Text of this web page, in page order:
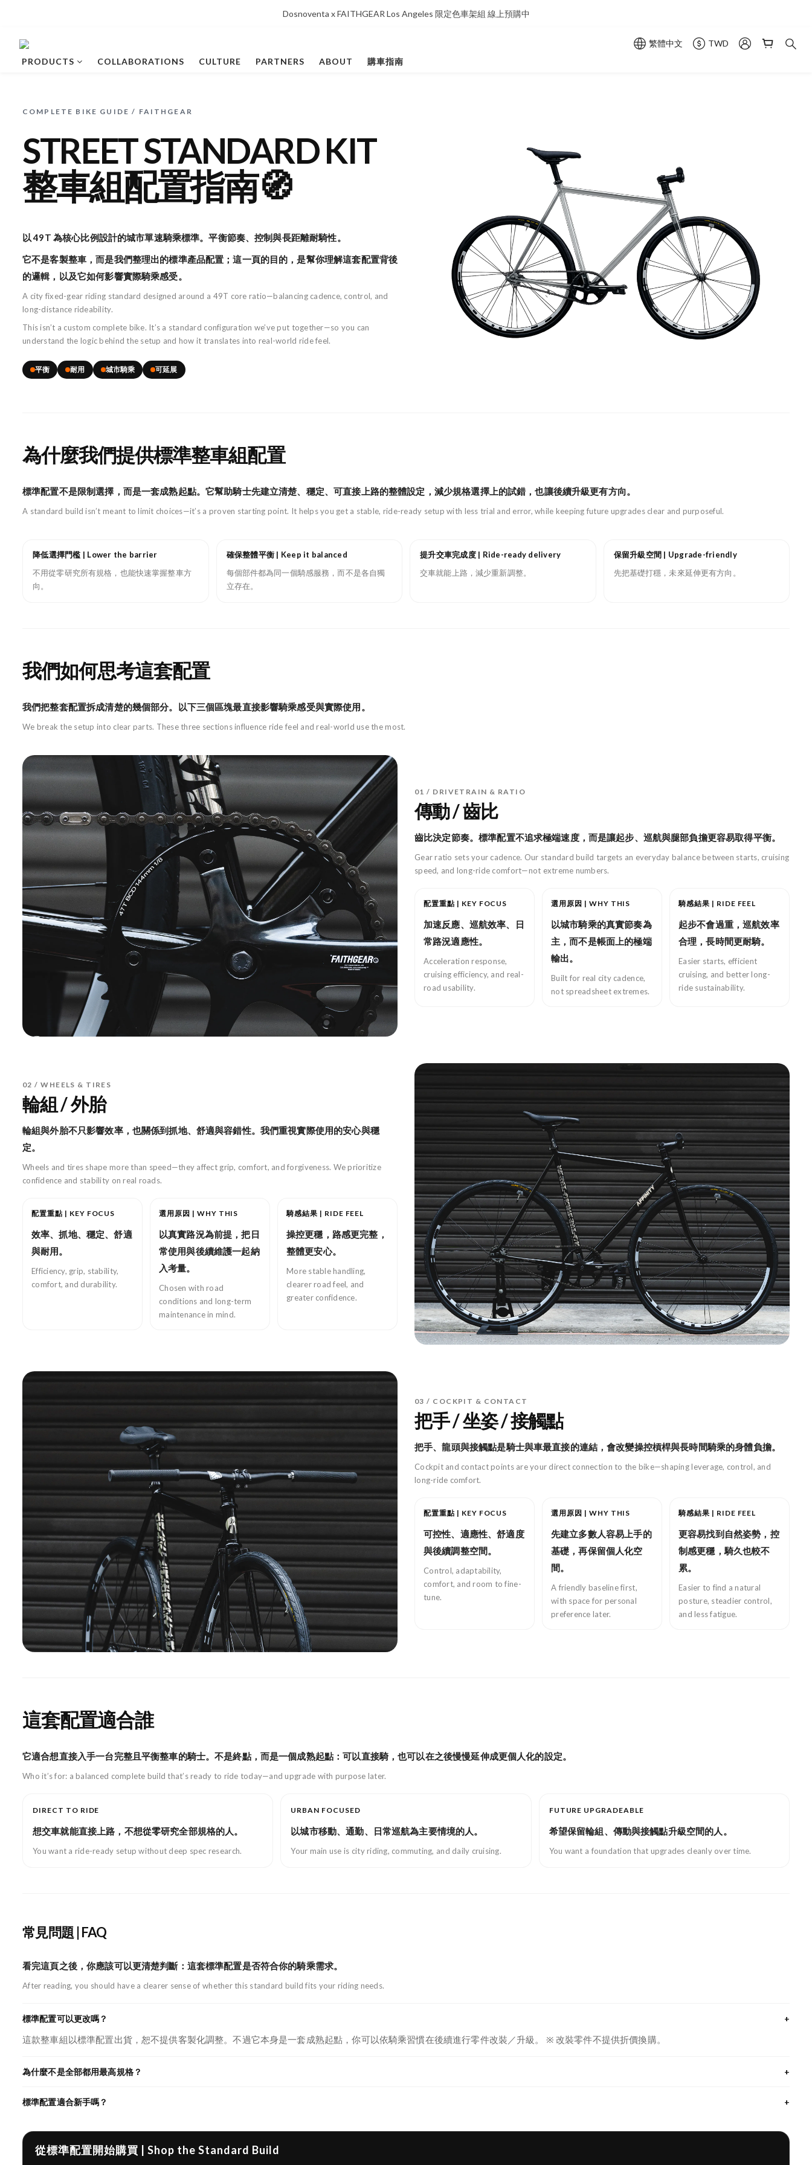
Dosnoventa x FAITHGEAR Los Angeles 限定色車架組 線上預購中
繁體中文
TWD
PRODUCTS
COLLABORATIONS CULTURE PARTNERS ABOUT 購車指南
COMPLETE BIKE GUIDE / FAITHGEAR
STREET STANDARD KIT
整車組配置指南🧭
以 49T 為核心比例設計的城市單速騎乘標準。平衡節奏、控制與長距離耐騎性。
它不是客製整車，而是我們整理出的標準產品配置；這一頁的目的，是幫你理解這套配置背後
的邏輯，以及它如何影響實際騎乘感受。
A city fixed-gear riding standard designed around a 49T core ratio—balancing cadence, control, and
long-distance rideability.
This isn’t a custom complete bike. It’s a standard configuration we’ve put together—so you can
understand the logic behind the setup and how it translates into real-world ride feel.
平衡 耐用 城市騎乘 可延展
為什麼我們提供標準整車組配置
標準配置不是限制選擇，而是一套成熟起點。它幫助騎士先建立清楚、穩定、可直接上路的整體設定，減少規格選擇上的試錯，也讓後續升級更有方向。
A standard build isn’t meant to limit choices—it’s a proven starting point. It helps you get a stable, ride-ready setup with less trial and error, while keeping future upgrades clear and purposeful.
降低選擇門檻 | Lower the barrier
不用從零研究所有規格，也能快速掌握整車方
向。
確保整體平衡 | Keep it balanced
每個部件都為同一個騎感服務，而不是各自獨
立存在。
提升交車完成度 | Ride-ready delivery
交車就能上路，減少重新調整。
保留升級空間 | Upgrade-friendly
先把基礎打穩，未來延伸更有方向。
我們如何思考這套配置
我們把整套配置拆成清楚的幾個部分。以下三個區塊最直接影響騎乘感受與實際使用。
We break the setup into clear parts. These three sections influence ride feel and real-world use the most.
01 / DRIVETRAIN & RATIO
傳動 / 齒比
齒比決定節奏。標準配置不追求極端速度，而是讓起步、巡航與腿部負擔更容易取得平衡。
Gear ratio sets your cadence. Our standard build targets an everyday balance between starts, cruising
speed, and long-ride comfort—not extreme numbers.
配置重點 | KEY FOCUS
加速反應、巡航效率、日
常路況適應性。
Acceleration response,
cruising efficiency, and real-
road usability.
選用原因 | WHY THIS
以城市騎乘的真實節奏為
主，而不是帳面上的極端
輸出。
Built for real city cadence,
not spreadsheet extremes.
騎感結果 | RIDE FEEL
起步不會過重，巡航效率
合理，長時間更耐騎。
Easier starts, efficient
cruising, and better long-
ride sustainability.
02 / WHEELS & TIRES
輪組 / 外胎
輪組與外胎不只影響效率，也關係到抓地、舒適與容錯性。我們重視實際使用的安心與穩
定。
Wheels and tires shape more than speed—they affect grip, comfort, and forgiveness. We prioritize
confidence and stability on real roads.
配置重點 | KEY FOCUS
效率、抓地、穩定、舒適
與耐用。
Efficiency, grip, stability,
comfort, and durability.
選用原因 | WHY THIS
以真實路況為前提，把日
常使用與後續維護一起納
入考量。
Chosen with road
conditions and long-term
maintenance in mind.
騎感結果 | RIDE FEEL
操控更穩，路感更完整，
整體更安心。
More stable handling,
clearer road feel, and
greater confidence.
03 / COCKPIT & CONTACT
把手 / 坐姿 / 接觸點
把手、龍頭與接觸點是騎士與車最直接的連結，會改變操控槓桿與長時間騎乘的身體負擔。
Cockpit and contact points are your direct connection to the bike—shaping leverage, control, and
long-ride comfort.
配置重點 | KEY FOCUS
可控性、適應性、舒適度
與後續調整空間。
Control, adaptability,
comfort, and room to fine-
tune.
選用原因 | WHY THIS
先建立多數人容易上手的
基礎，再保留個人化空
間。
A friendly baseline first,
with space for personal
preference later.
騎感結果 | RIDE FEEL
更容易找到自然姿勢，控
制感更穩，騎久也較不
累。
Easier to find a natural
posture, steadier control,
and less fatigue.
這套配置適合誰
它適合想直接入手一台完整且平衡整車的騎士。不是終點，而是一個成熟起點：可以直接騎，也可以在之後慢慢延伸成更個人化的設定。
Who it’s for: a balanced complete build that’s ready to ride today—and upgrade with purpose later.
DIRECT TO RIDE
想交車就能直接上路，不想從零研究全部規格的人。
You want a ride-ready setup without deep spec research.
URBAN FOCUSED
以城市移動、通勤、日常巡航為主要情境的人。
Your main use is city riding, commuting, and daily cruising.
FUTURE UPGRADEABLE
希望保留輪組、傳動與接觸點升級空間的人。
You want a foundation that upgrades cleanly over time.
常見問題 | FAQ
看完這頁之後，你應該可以更清楚判斷：這套標準配置是否符合你的騎乘需求。
After reading, you should have a clearer sense of whether this standard build fits your riding needs.
標準配置可以更改嗎？ +
這款整車組以標準配置出貨，恕不提供客製化調整。不過它本身是一套成熟起點，你可以依騎乘習慣在後續進行零件改裝／升級。 ※ 改裝零件不提供折價換購。
為什麼不是全部都用最高規格？ +
標準配置適合新手嗎？ +
從標準配置開始購買 | Shop the Standard Build